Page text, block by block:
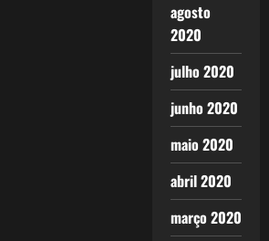
agosto
2020
julho 2020
junho 2020
maio 2020
abril 2020
março 2020